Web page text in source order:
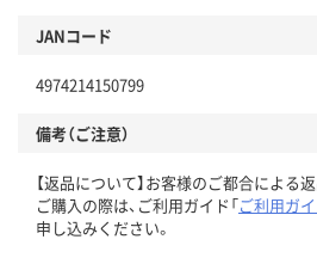
JANコード
4974214150799
備考（ご注意）
【返品について】お客様のご都合による
ご購入の際は、ご利用ガイド「ご利用ガ
申し込みください。